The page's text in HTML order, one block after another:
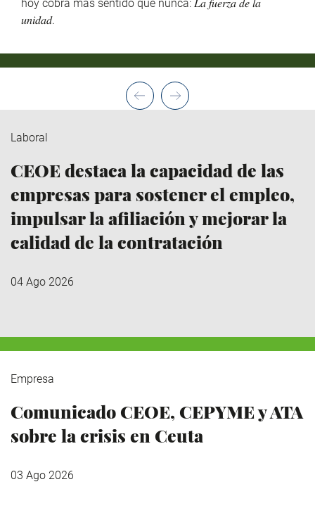
hoy cobra más sentido que nunca: 𝐿𝑎 𝑓𝑢𝑒𝑟𝑧𝑎 𝑑𝑒 𝑙𝑎
𝑢𝑛𝑖𝑑𝑎𝑑.
Laboral
CEOE destaca la capacidad de las
empresas para sostener el empleo,
impulsar la afiliación y mejorar la
calidad de la contratación
04 Ago 2026
Empresa
Comunicado CEOE, CEPYME y ATA
sobre la crisis en Ceuta
03 Ago 2026